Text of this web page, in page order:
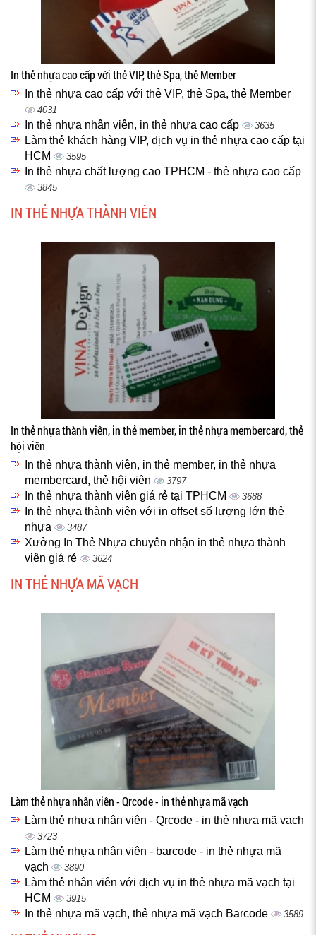
In thẻ nhựa cao cấp với thẻ VIP, thẻ Spa, thẻ Member
In thẻ nhựa cao cấp với thẻ VIP, thẻ Spa, thẻ Member
4031
In thẻ nhựa nhân viên, in thẻ nhựa cao cấp 3635
Làm thẻ khách hàng VIP, dịch vụ in thẻ nhựa cao cấp tại
HCM
3595
In thẻ nhựa chất lượng cao TPHCM - thẻ nhựa cao cấp
3845
IN THẺ NHỰA THÀNH VIÊN
In thẻ nhựa thành viên, in thẻ member, in thẻ nhựa membercard, thẻ
hội viên
In thẻ nhựa thành viên, in thẻ member, in thẻ nhựa
membercard, thẻ hội viên
3797
In thẻ nhựa thành viên giá rẻ tại TPHCM 3688
In thẻ nhựa thành viên với in offset số lượng lớn thẻ
nhựa
3487
Xưởng In Thẻ Nhựa chuyên nhận in thẻ nhựa thành
viên giá rẻ
3624
IN THẺ NHỰA MÃ VẠCH
Làm thẻ nhựa nhân viên - Qrcode - in thẻ nhựa mã vạch
Làm thẻ nhựa nhân viên - Qrcode - in thẻ nhựa mã vạch
3723
Làm thẻ nhựa nhân viên - barcode - in thẻ nhựa mã
vạch
3890
Làm thẻ nhân viên với dịch vụ in thẻ nhựa mã vạch tại
HCM
3915
In thẻ nhựa mã vạch, thẻ nhựa mã vạch Barcode 3589